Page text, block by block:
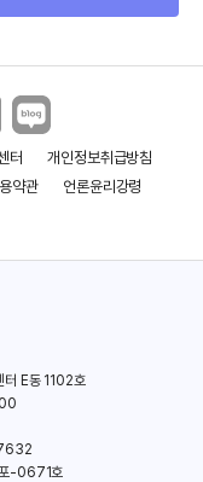
터
개인정보취급방침
약관
언론윤리강령
터 E동 1102호
-0671호